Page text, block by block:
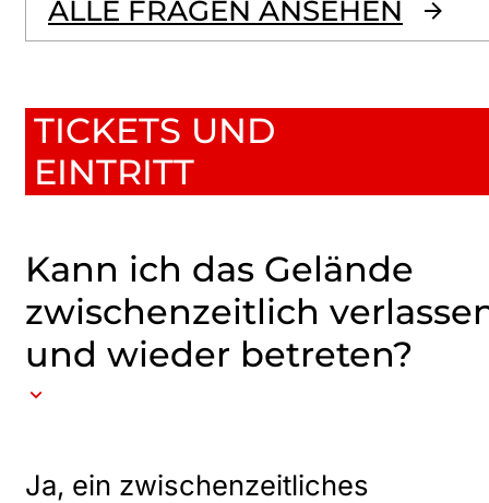
ALLE FRAGEN ANSEHEN
TICKETS UND
EINTRITT
Kann ich das Gelände
zwischenzeitlich
und wieder betreten?
Ja, ein zwischenzeitliches